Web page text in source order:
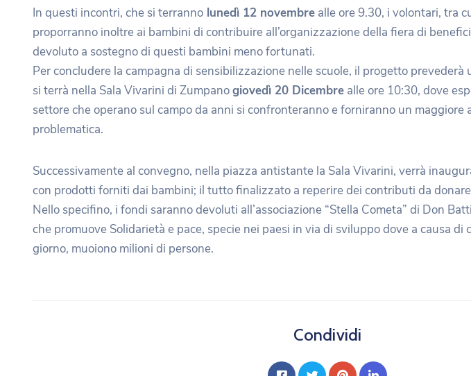
In questi incontri, che si terranno lunedì 12 novembre alle ore 9.30, i volontari, tra
proporranno inoltre ai bambini di contribuire all’organizzazione della fiera di
devoluto a sostegno di questi bambini meno fortunati.
Per concludere la campagna di sensibilizzazione nelle scuole, il progetto prevederà
si terrà nella Sala Vivarini di Zumpanogiovedì 20 Dicembre alle ore 10:30, dove
settore che operano sul campo da anni si confronteranno e forniranno un maggiore
problematica.
Successivamente al convegno, nella piazza antistante la Sala Vivarini, verrà
con prodotti forniti dai bambini; il tutto finalizzato a reperire dei contributi da
Nello specifino, i fondi saranno devoluti all’associazione “Stella Cometa” di Don
che promuove Solidarietà e pace, specie nei paesi in via di sviluppo dove a causa
giorno, muoiono milioni di persone.
Condividi